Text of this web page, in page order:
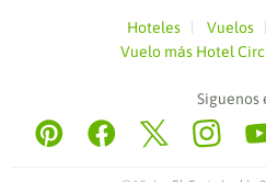
Hoteles Vuelos
Vuelo más Hotel
Siguenos
Pinterest FacebookTwitter